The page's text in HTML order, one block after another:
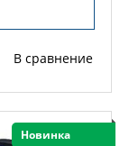
В сравнение
Новинка